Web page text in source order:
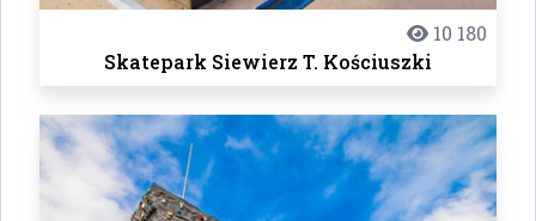
10 180
Skatepark Siewierz T. Kościuszki